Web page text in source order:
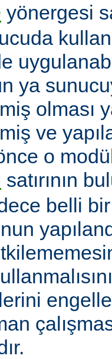
yönergesi
ya
olması
ve
o
satırının
belli bir